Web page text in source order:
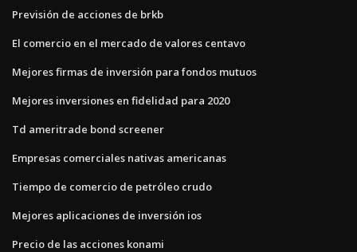
Previsión de acciones de brkb
El comercio en el mercado de valores centavo
Mejores firmas de inversión para fondos mutuos
Mejores inversiones en fidelidad para 2020
Td ameritrade bond screener
Empresas comerciales nativas americanas
Tiempo de comercio de petróleo crudo
Mejores aplicaciones de inversión ios
Precio de las acciones konami